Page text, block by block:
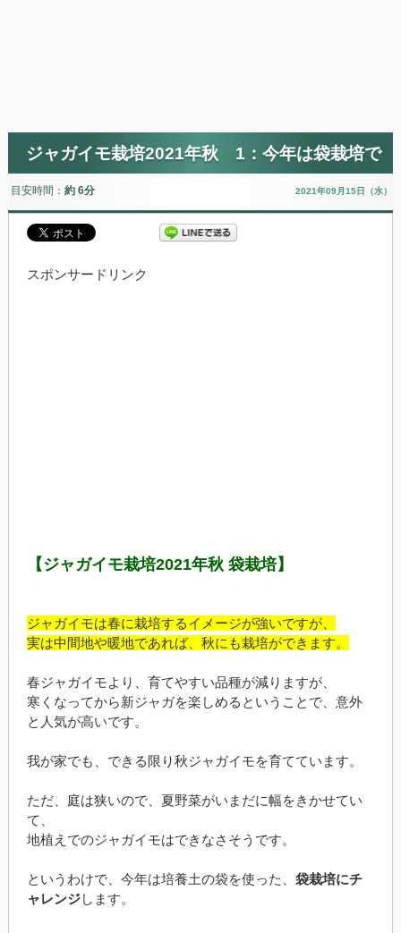
ジャガイモ栽培2021年秋 1：今年は袋栽培で
目安時間： 約 6分 2021年09月15日（水）
スポンサードリンク
【ジャガイモ栽培2021年秋 袋栽培】
ジャガイモは春に栽培するイメージが強いですが、
実は中間地や暖地であれば、秋にも栽培ができます。
春ジャガイモより、育てやすい品種が減りますが、
寒くなってから新ジャガを楽しめるということで、意外
と人気が高いです。
我が家でも、できる限り秋ジャガイモを育てています。
ただ、庭は狭いので、夏野菜がいまだに幅をきかせてい
て、
地植えでのジャガイモはできなさそうです。
というわけで、今年は培養土の袋を使った、 袋栽培にチ
ャレンジします。